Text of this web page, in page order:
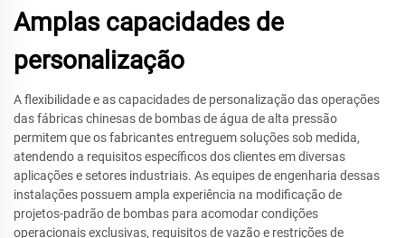
Amplas capacidades de
personalização
A flexibilidade e as capacidades de personalização das operações
das fábricas chinesas de bombas de água de alta pressão
permitem que os fabricantes entreguem soluções sob medida,
atendendo a requisitos específicos dos clientes em diversas
aplicações e setores industriais. As equipes de engenharia dessas
instalações possuem ampla experiência na modificação de
projetos-padrão de bombas para acomodar condições
operacionais exclusivas, requisitos de vazão e restrições de